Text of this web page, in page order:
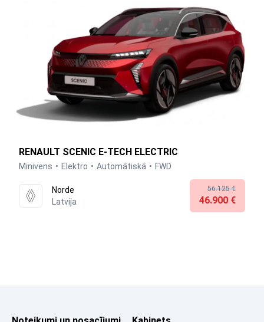
RENAULT SCENIC E-TECH ELECTRIC
Minivens Elektro Automātiskā FWD
Norde
Latvija
56.125 €
46.900 €